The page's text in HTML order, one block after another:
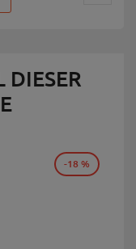
DIESER
-18 %